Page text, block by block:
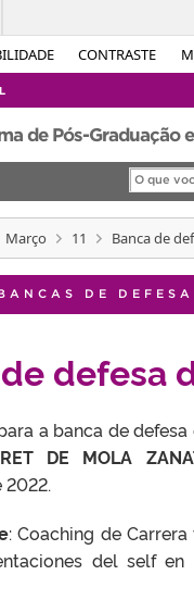
CONTRASTE
de Pós-Graduação
Março 11 Banca de
DE
defesa
a banca de
DE MOLA
: Coaching de
del self